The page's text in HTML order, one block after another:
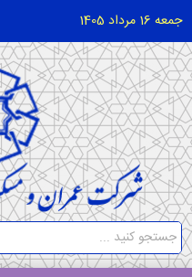
جمعه 16 مرداد 1405